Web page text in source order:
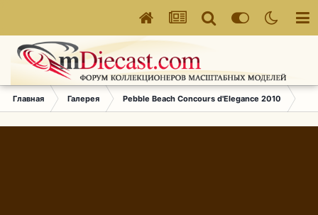
Главная Галерея Pebble Beach Concours d'Elegance 2010